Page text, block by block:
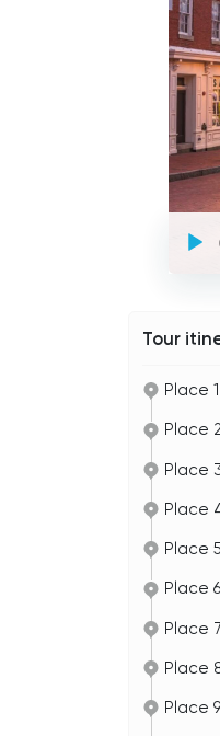
self
Tour
Place 1
Place
Place
Place
Place 5
Place 6
Place 7
Place
Place 9